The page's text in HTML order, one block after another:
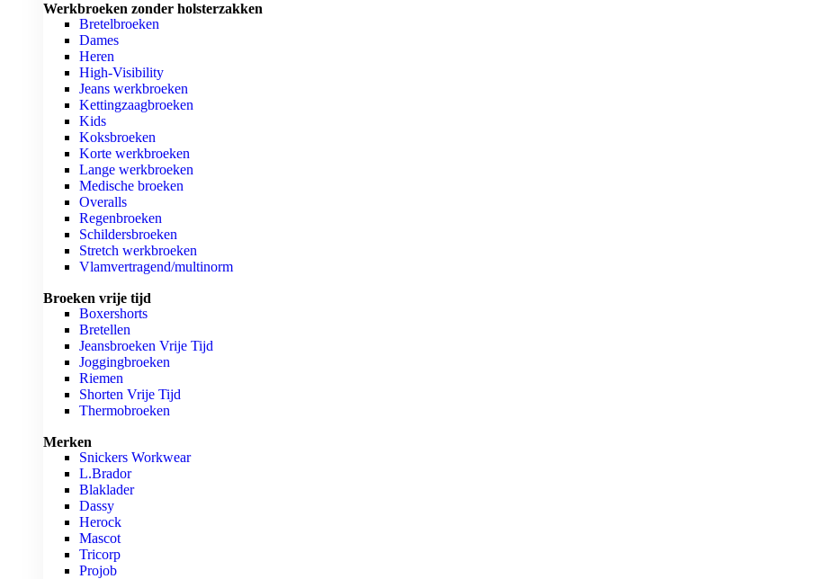
Werkbroeken zonder holsterzakken
Bretelbroeken
Dames
Heren
High-Visibility
Jeans werkbroeken
Kettingzaagbroeken
Kids
Koksbroeken
Korte werkbroeken
Lange werkbroeken
Medische broeken
Overalls
Regenbroeken
Schildersbroeken
Stretch werkbroeken
Vlamvertragend/multinorm
Broeken vrije tijd
Boxershorts
Bretellen
Jeansbroeken Vrije Tijd
Joggingbroeken
Riemen
Shorten Vrije Tijd
Thermobroeken
Merken
Snickers Workwear
L.Brador
Blaklader
Dassy
Herock
Mascot
Tricorp
Projob